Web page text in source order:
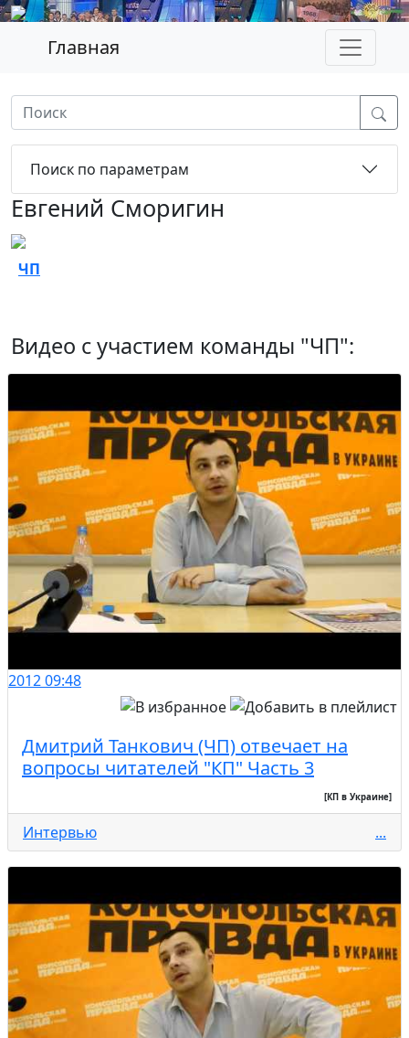
Главная
Поиск по параметрам
Евгений Сморигин
ЧП
Видео с участием команды "ЧП":
201209:48
Дмитрий Танкович (ЧП) отвечает на
вопросы читателей "КП" Часть 3
[КП в Украине]
Интервью ...